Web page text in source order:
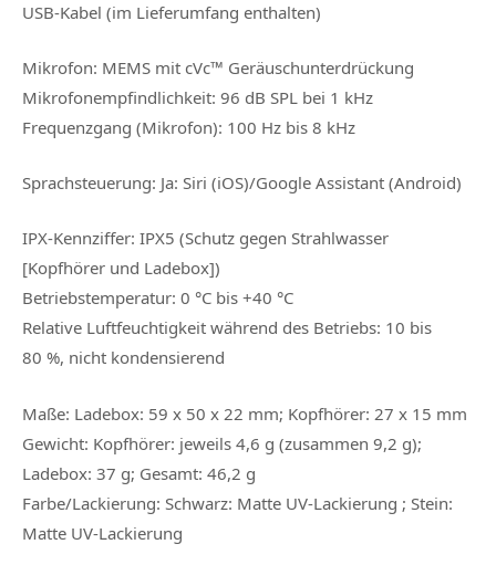
USB-Kabel (im Lieferumfang enthalten)
Mikrofon: MEMS mit cVc™ Geräuschunterdrückung
Mikrofonempfindlichkeit: 96 dB SPL bei 1 kHz
Frequenzgang (Mikrofon): 100 Hz bis 8 kHz
Sprachsteuerung: Ja: Siri (iOS)/Google Assistant (Android)
IPX-Kennziffer: IPX5 (Schutz gegen Strahlwasser
[Kopfhörer und Ladebox])
Betriebstemperatur: 0 °C bis +40 °C
Relative Luftfeuchtigkeit während des Betriebs: 10 bis
80 %, nicht kondensierend
Maße: Ladebox: 59 x 50 x 22 mm; Kopfhörer: 27 x 15 mm
Gewicht: Kopfhörer: jeweils 4,6 g (zusammen 9,2 g);
Ladebox: 37 g; Gesamt: 46,2 g
Farbe/Lackierung: Schwarz: Matte UV-Lackierung ; Stein:
Matte UV-Lackierung